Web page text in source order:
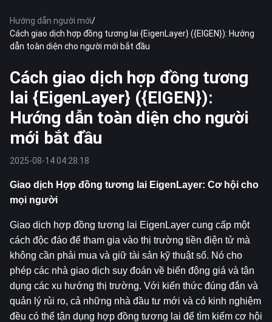
Hướng dẫn người mới/
Cách giao dịch hợp đồng tương lai {EigenLayer} ({EIGEN}): Hướng
dẫn toàn diện cho người mới bắt đầu
Cách giao dịch hợp đồng tương
lai {EigenLayer} ({EIGEN}):
Hướng dẫn toàn diện cho người
mới bắt đầu
2025-08-14 04:28:18
Giao dịch Hợp đồng tương lai EigenLayer: Cơ hội cho
mọi người
Giao dịch hợp đồng tương lai EigenLayer cung cấp một
cách độc đáo để tham gia vào thị trường tiền điện tử mà
không cần phải mua và giữ tài sản kỹ thuật số. Nó cho
phép các nhà giao dịch suy đoán về biến động giá và tận
dụng các xu hướng thị trường. Với kiến thức đúng đắn và
quản lý rủi ro, cả những nhà đầu tư mới và có kinh nghiệm
đều có thể tận dụng hợp đồng tương lai để tìm kiếm cơ hội